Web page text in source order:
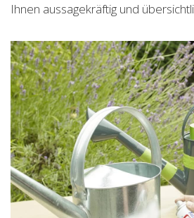
Ihnen aussagekräftig und